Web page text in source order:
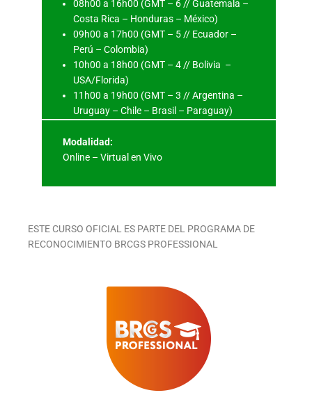
08h00 a 16h00 (GMT – 6 // Guatemala –
Costa Rica – Honduras – México)
09h00 a 17h00 (GMT – 5 // Ecuador –
Perú – Colombia)
10h00 a 18h00 (GMT – 4 // Bolivia –
USA/Florida)
11h00 a 19h00 (GMT – 3 // Argentina –
Uruguay – Chile – Brasil – Paraguay)
Modalidad:
Online – Virtual en Vivo
ESTE CURSO OFICIAL ES PARTE DEL PROGRAMA DE
RECONOCIMIENTO BRCGS PROFESSIONAL